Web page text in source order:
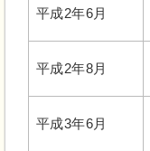
平成2年6月
平成2年8月
平成3年6月